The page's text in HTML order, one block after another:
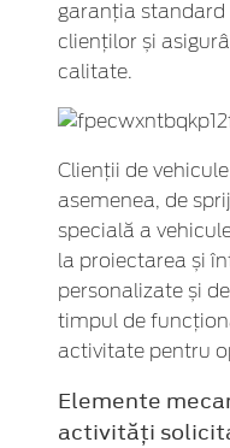
garanția standard
clienților și
calitate.
Clienții de
asemenea, de
specială a
la proiectarea și
personalizate și
timpul de
activitate pentru
Elemente
activități